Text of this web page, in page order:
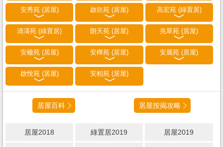
安秀苑 (居屋) 啟欣苑 (居屋) 高宏苑 (綠置居)
清濤苑 (綠置居) 朗天苑 (居屋) 兆翠苑 (居屋)
安楹苑 (居屋) 安樺苑 (居屋) 安麗苑 (居屋)
啟悅苑 (居屋) 安柏苑 (居屋)
居屋百科 居屋按揭攻略
居屋2018 綠置居2019 居屋2019